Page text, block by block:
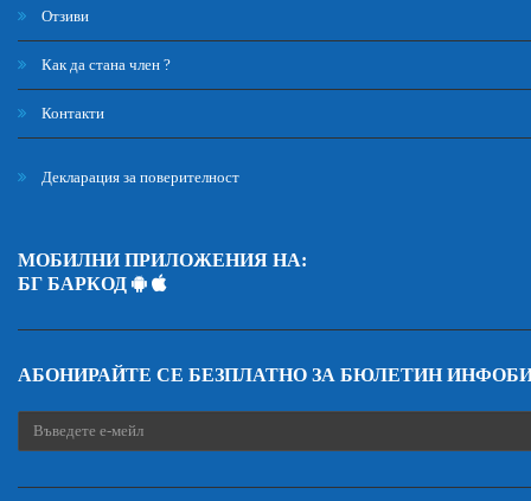
Отзиви
Как да стана член ?
Контакти
Декларация за поверителност
МОБИЛНИ ПРИЛОЖЕНИЯ НА:
БГ БАРКОД
АБОНИРАЙТЕ СЕ БЕЗПЛАТНО ЗА БЮЛЕТИН